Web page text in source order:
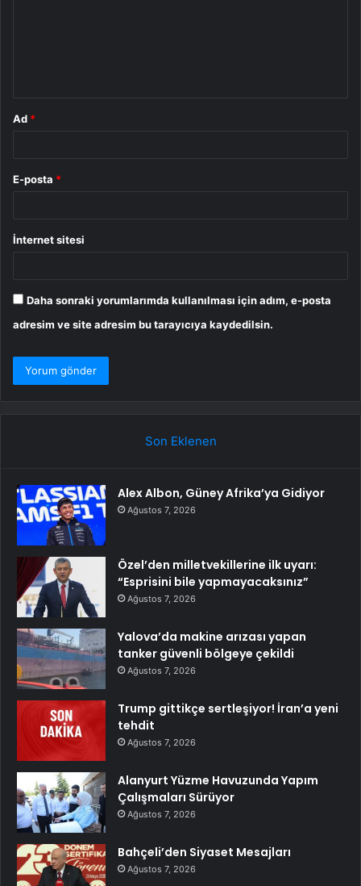
Ad *
E-posta *
İnternet sitesi
Daha sonraki yorumlarımda kullanılması için adım, e-posta
adresim ve site adresim bu tarayıcıya kaydedilsin.
Son Eklenen
Alex Albon, Güney Afrika’ya Gidiyor
Ağustos 7, 2026
Özel’den milletvekillerine ilk uyarı:
“Esprisini bile yapmayacaksınız”
Ağustos 7, 2026
Yalova’da makine arızası yapan
tanker güvenli bölgeye çekildi
Ağustos 7, 2026
Trump gittikçe sertleşiyor! İran’a yeni
tehdit
Ağustos 7, 2026
Alanyurt Yüzme Havuzunda Yapım
Çalışmaları Sürüyor
Ağustos 7, 2026
Bahçeli’den Siyaset Mesajları
Ağustos 7, 2026